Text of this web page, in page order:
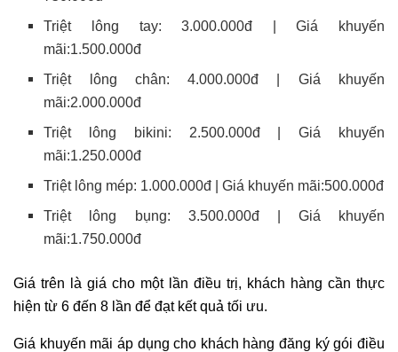
Triệt lông tay: 3.000.000đ | Giá khuyến
mãi:1.500.000đ
Triệt lông chân: 4.000.000đ | Giá khuyến
mãi:2.000.000đ
Triệt lông bikini: 2.500.000đ | Giá khuyến
mãi:1.250.000đ
Triệt lông mép: 1.000.000đ | Giá khuyến mãi:500.000đ
Triệt lông bụng: 3.500.000đ | Giá khuyến
mãi:1.750.000đ
Giá trên là giá cho một lần điều trị, khách hàng cần thực
hiện từ 6 đến 8 lần để đạt kết quả tối ưu.
Giá khuyến mãi áp dụng cho khách hàng đăng ký gói điều